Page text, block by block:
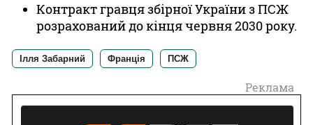
Контракт гравця збірної України з ПСЖ
розрахований до кінця червня 2030 року.
Ілля Забарний Франція ПСЖ
Реклама